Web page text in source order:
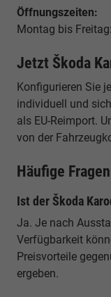
Öffnungszeiten:
Montag bis
Jetzt Škoda
Konfigurieren Sie
individuell und
als EU-Reimport.
von der
Häufige
Ist der Škoda
Ja. Je nach
Verfügbarkeit
Preisvorteile
ergeben.